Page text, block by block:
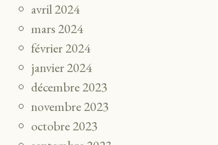
avril 2024
mars 2024
février 2024
janvier 2024
décembre 2023
novembre 2023
octobre 2023